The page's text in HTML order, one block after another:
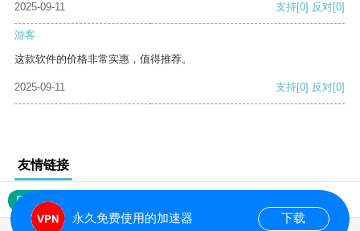
2025-09-11 支持[0] 反对[0]
游客
这款软件的价格非常实惠，值得推荐。
2025-09-11 支持[0] 反对[0]
友情链接
网站地图
永久免费使用的加速器 下载